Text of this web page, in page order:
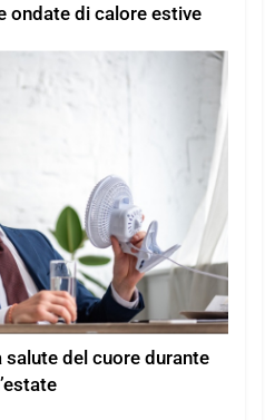
ondate di calore estive
salute del cuore durante
l’estate